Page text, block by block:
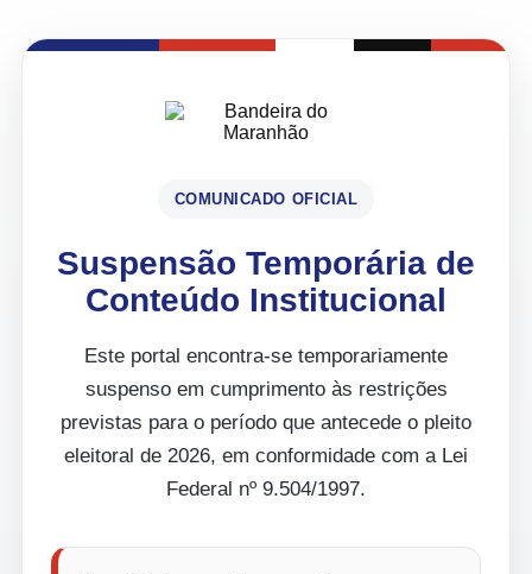
COMUNICADO OFICIAL
Suspensão Temporária de
Conteúdo Institucional
Este portal encontra-se temporariamente
suspenso em cumprimento às restrições
previstas para o período que antecede o pleito
eleitoral de 2026, em conformidade com a Lei
Federal nº 9.504/1997.